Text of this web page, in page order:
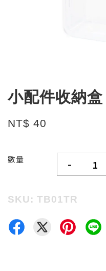
小配件收納盒
NT$ 40
數量 -
SKU: TB01TR